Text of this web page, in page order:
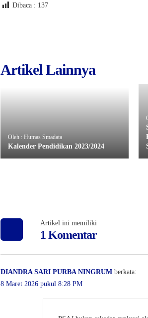
Dibaca : 137
Artikel Lainnya
Oleh : Humas Smadata
Kalender Pendidikan 2023/2024
Artikel ini memiliki
1 Komentar
DIANDRA SARI PURBA NINGRUM berkata:
8 Maret 2026 pukul 8:28 PM